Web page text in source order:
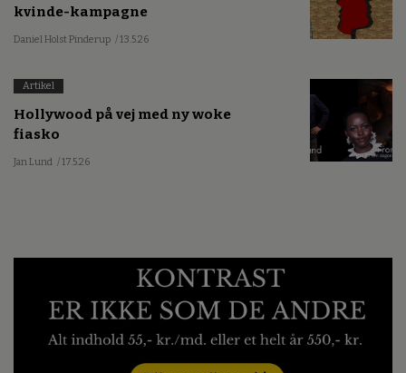
kvinde-kampagne
Daniel Holst Pinderup / 13.5.26
Artikel
Hollywood på vej med ny woke
fiasko
Jan Lund / 17.5.26